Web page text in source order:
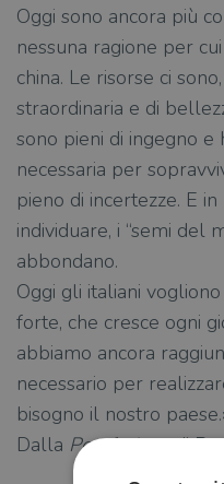
Oggi sono ancora più
nessuna ragione per
china. Le risorse ci
straordinaria e di
sono pieni di ingegno e
necessaria per
pieno di incertezze. E
individuare, i “semi del
abbondano.
Oggi gli italiani
forte, che cresce ogni
abbiamo ancora
necessario per
bisogno il nostro
Dalla Postfazionedi